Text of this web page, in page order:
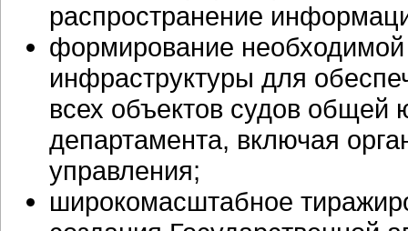
распространение
формирование
инфраструктуры для
всех объектов судов общей
департамента, включая
управления;
широкомасштабное